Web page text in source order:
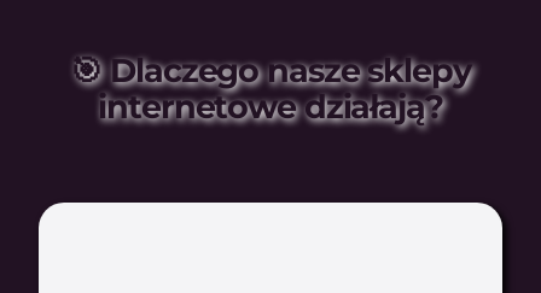
🎯 Dlaczego nasze sklepy
internetowe działają?